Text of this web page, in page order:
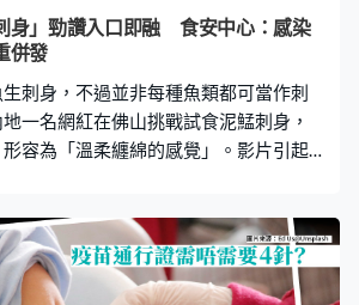
你覺得孩子有甚麼不對勁的地方，就
我本來都可以以為他只是肌肉拉傷而
是
身」勁讚入口即融 食安中心：感染
併發
刺身，不過並非每種魚類都可當作刺
一名網紅在佛山挑戰試食泥鯭刺身，
容為「溫柔纏綿的感覺」。影片引起
為「泥猛刺身和普通魚生有甚麼不一
定就吃不到？」的影片。他前往佛山
指該店近期爆紅，其泥鯭刺身十分受歡